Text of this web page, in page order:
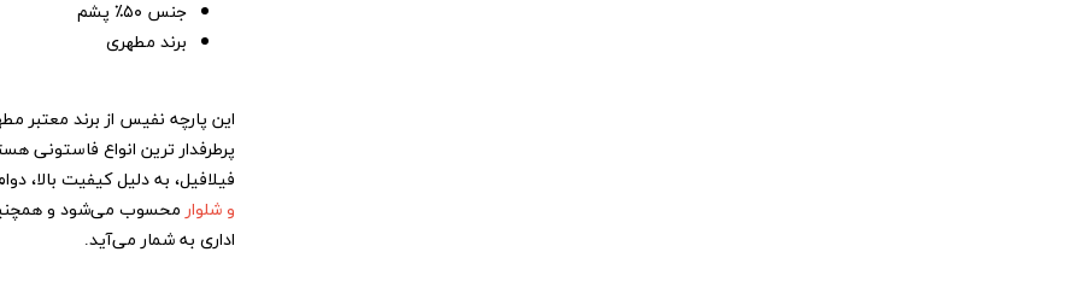
جنس ۵۰
٪ پشم
برند مطهری
این پارچه نفیس از برند معتبر
پرطرفدار ترین انواع فاستونی
فیلافیل، به دلیل کیفیت بالا،
و شلوار محسوب می‌شود و
اداری به شمار می‌آید.